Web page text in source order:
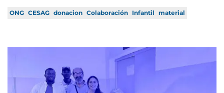
ONG CESAG donacion Colaboración Infantil material